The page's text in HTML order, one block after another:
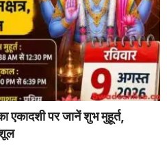
पर जानें शुभ मुहूर्त,